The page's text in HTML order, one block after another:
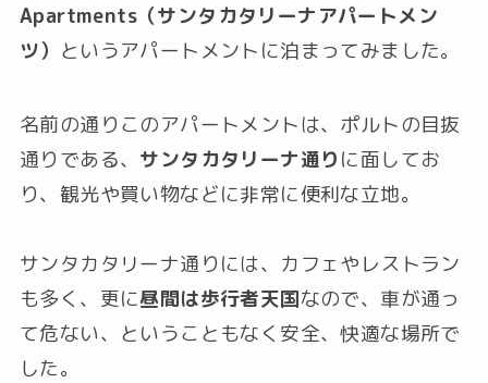
Apartments（サンタカタリーナアパートメン
ツ） というアパートメントに泊まってみました。
名前の通りこのアパートメントは、ポルトの目抜
通りである、 サンタカタリーナ通り に面してお
り、観光や買い物などに非常に便利な立地。
サンタカタリーナ通りには、カフェやレストラン
も多く、更に昼間は歩行者天国なので、車が通っ
て危ない、ということもなく安全、快適な場所で
した。